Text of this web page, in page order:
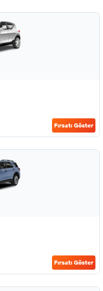
Fırsatı Göster
Fırsatı Göster